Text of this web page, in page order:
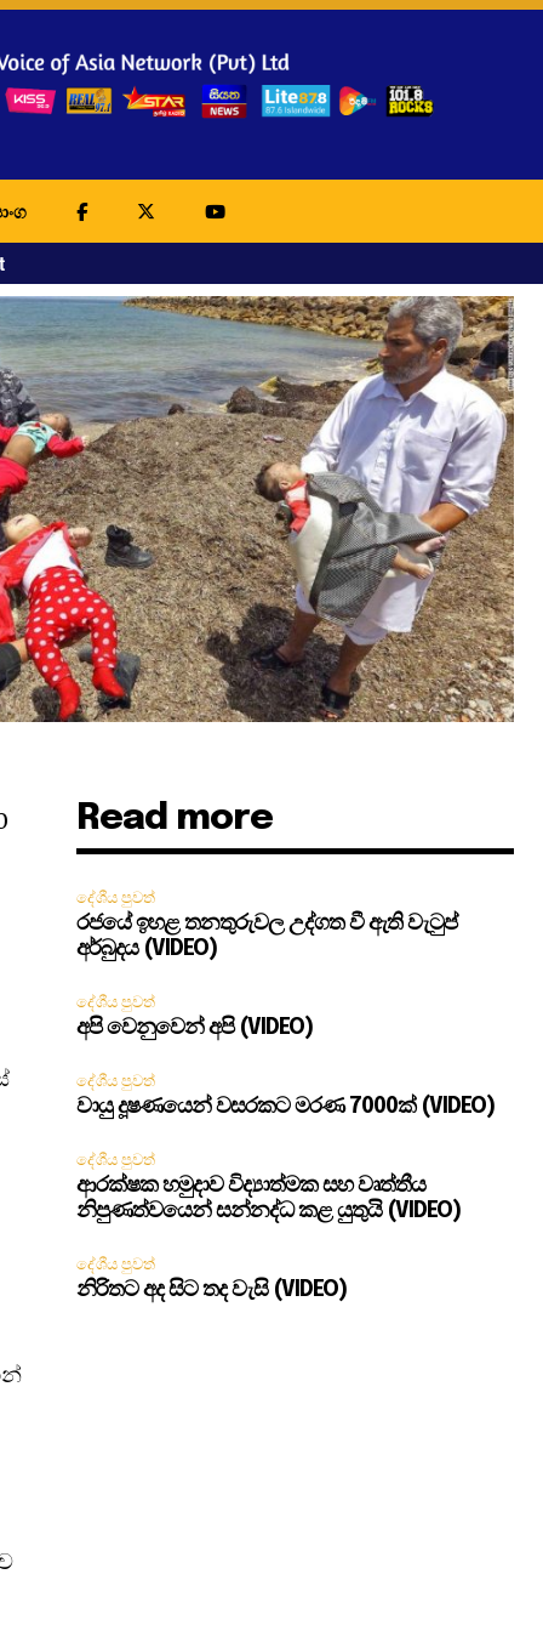
Read more
දේශීය පුවත්
රජයේ ඉහළ තනතුරුවල උද්ගත වී ඇති වැටුප්
අර්බුදය (VIDEO)
දේශීය පුවත්
අපි වෙනුවෙන් අපි (VIDEO)
දේශීය පුවත්
වායු දූෂණයෙන් වසරකට මරණ 7000ක් (VIDEO)
දේශීය පුවත්
ආරක්ෂක හමුදාව විද්‍යාත්මක සහ වෘත්තීය
නිපුණත්වයෙන් සන්නද්ධ කළ යුතුයි (VIDEO)
දේශීය පුවත්
නිරිතට අද සිට තද වැසි (VIDEO)